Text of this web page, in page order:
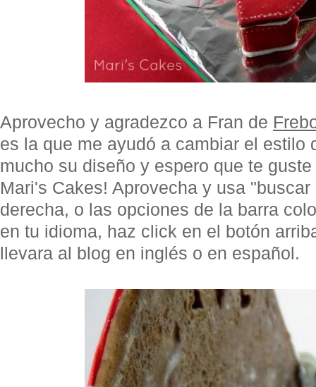
Aprovecho y agradezco a Fran de
es la que me ayudó a cambiar el estilo
mucho su diseño y espero que te
Mari's Cakes! Aprovecha y usa
derecha, o las opciones de la barra
en tu idioma, haz click en el botón
llevara al blog en inglés o en español.